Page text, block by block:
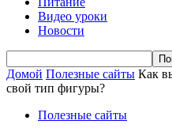
Видео уроки
Новости
Домой Полезные сайты Как
свой тип фигуры?
Полезные сайты